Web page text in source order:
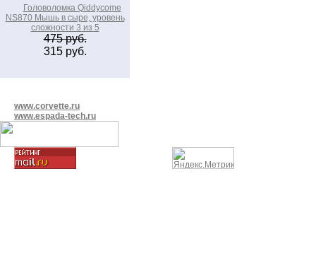
Головоломка Qiddycome
NS870 Мышь в сыре, уровень
сложности 3 из 5
475 руб.
315 руб.
www.corvette.ru
www.espada-tech.ru